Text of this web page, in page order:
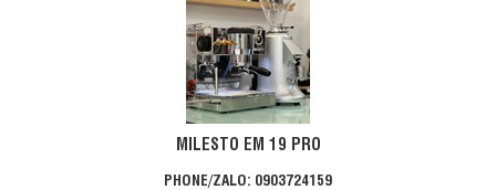
MILESTO EM 19 PRO
PHONE/ZALO: 0903724159